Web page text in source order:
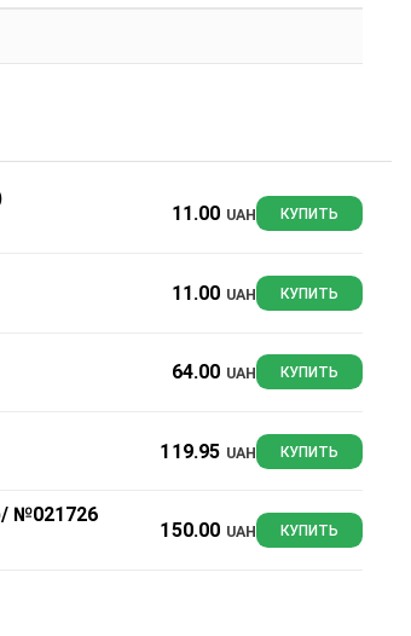
11.00 UAH КУПИТЬ
11.00 UAH КУПИТЬ
64.00 UAH КУПИТЬ
119.95 UAH КУПИТЬ
№021726
150.00 UAH КУПИТЬ